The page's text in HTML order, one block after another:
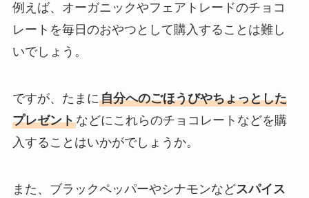
例えば、オーガニックやフェアトレードのチョコ
レートを毎日のおやつとして購入することは難し
いでしょう。
ですが、たまに自分へのごほうびやちょっとした
プレゼントなどにこれらのチョコレートなどを購
入することはいかがでしょうか。
また、ブラックペッパーやシナモンなどスパイス